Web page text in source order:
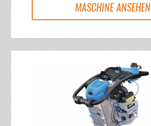
MASCHINE ANSEHEN